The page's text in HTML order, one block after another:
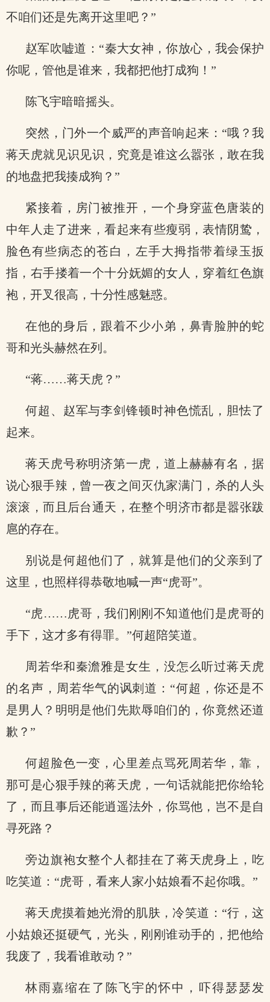
不咱们还是先离开这里吧？”
赵军吹嘘道：“秦大女神，你放心，我会保护
你呢，管他是谁来，我都把他打成狗！”
陈飞宇暗暗摇头。
突然，门外一个威严的声音响起来：“哦？我
蒋天虎就见识见识，究竟是谁这么嚣张，敢在我
的地盘把我揍成狗？”
紧接着，房门被推开，一个身穿蓝色唐装的
中年人走了进来，看起来有些瘦弱，表情阴鸷，
脸色有些病态的苍白，左手大拇指带着绿玉扳
指，右手搂着一个十分妩媚的女人，穿着红色旗
袍，开叉很高，十分性感魅惑。
在他的身后，跟着不少小弟，鼻青脸肿的蛇
哥和光头赫然在列。
“蒋……蒋天虎？”
何超、赵军与李剑锋顿时神色慌乱，胆怯了
起来。
蒋天虎号称明济第一虎，道上赫赫有名，据
说心狠手辣，曾一夜之间灭仇家满门，杀的人头
滚滚，而且后台通天，在整个明济市都是嚣张跋
扈的存在。
别说是何超他们了，就算是他们的父亲到了
这里，也照样得恭敬地喊一声“虎哥”。
“虎……虎哥，我们刚刚不知道他们是虎哥的
手下，这才多有得罪。”何超陪笑道。
周若华和秦澹雅是女生，没怎么听过蒋天虎
的名声，周若华气的讽刺道：“何超，你还是不
是男人？明明是他们先欺辱咱们的，你竟然还道
歉？”
何超脸色一变，心里差点骂死周若华，靠，
那可是心狠手辣的蒋天虎，一句话就能把你给轮
了，而且事后还能逍遥法外，你骂他，岂不是自
寻死路？
旁边旗袍女整个人都挂在了蒋天虎身上，吃
吃笑道：“虎哥，看来人家小姑娘看不起你哦。”
蒋天虎摸着她光滑的肌肤，冷笑道：“行，这
小姑娘还挺硬气，光头，刚刚谁动手的，把他给
我废了，我看谁敢动？”
林雨嘉缩在了陈飞宇的怀中，吓得瑟瑟发